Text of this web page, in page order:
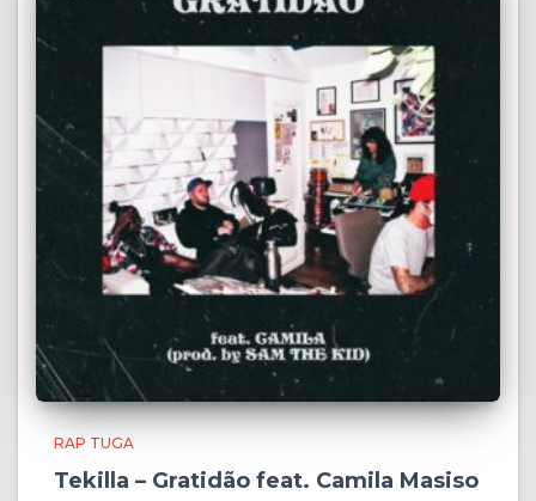
RAP TUGA
Tekilla – Gratidão feat. Camila Masiso